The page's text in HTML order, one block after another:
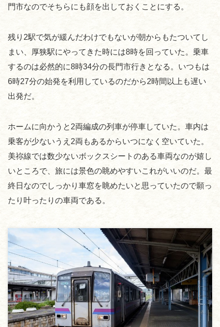
門市なのでそちらにも顔を出しておくことにする。
残り2駅で気が緩んだわけでもないが朝からもたついてし
まい、厚狭駅にやってきた時には8時を回っていた。乗車
するのは必然的に8時34分の長門市行きとなる。いつもは
6時27分の始発を利用しているのだから2時間以上も遅い
出発だ。
ホームに向かうと2両編成の列車が停車していた。車内は
乗客が少ないうえ2両もあるからいつになく空いていた。
美祢線では数少ないボックスシートのある車両なのが嬉し
いところで、旅には景色の眺めやすいこれがいいのだ。最
終日なのでしっかり車窓を眺めたいと思っていたので願っ
たり叶ったりの車両である。